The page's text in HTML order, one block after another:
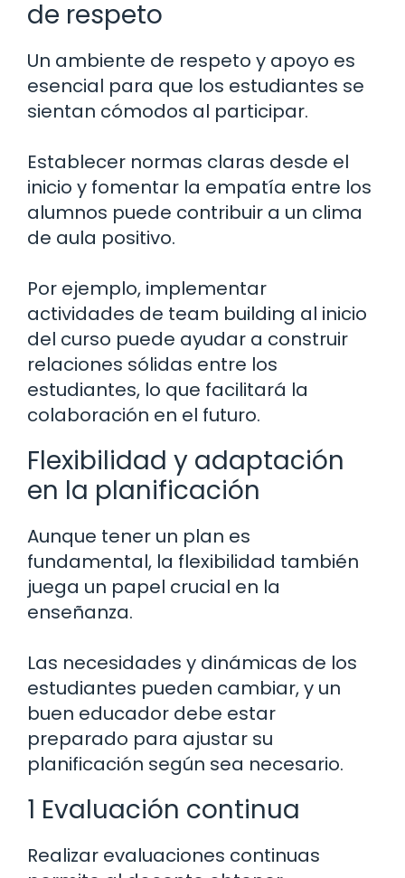
de respeto
Un ambiente de respeto y apoyo es
esencial para que los estudiantes se
sientan cómodos al participar.
Establecer normas claras desde el
inicio y fomentar la empatía entre los
alumnos puede contribuir a un clima
de aula positivo.
Por ejemplo, implementar
actividades de team building al inicio
del curso puede ayudar a construir
relaciones sólidas entre los
estudiantes, lo que facilitará la
colaboración en el futuro.
Flexibilidad y adaptación
en la planificación
Aunque tener un plan es
fundamental, la flexibilidad también
juega un papel crucial en la
enseñanza.
Las necesidades y dinámicas de los
estudiantes pueden cambiar, y un
buen educador debe estar
preparado para ajustar su
planificación según sea necesario.
1 Evaluación continua
Realizar evaluaciones continuas